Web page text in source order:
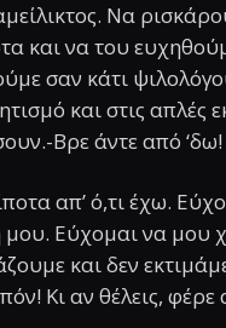
Να
και να του
σαν κάτι
και στις απλές
Βρε άντε από ‘δω!
απ’ ό,τι έχω.
Εύχομαι να μου
και δεν
Κι αν θέλεις,